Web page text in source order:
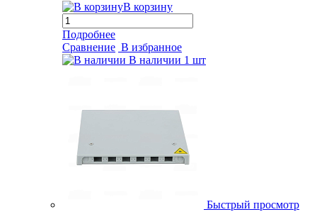
В корзину
Подробнее
Сравнение В избранное
В наличии 1 шт
Быстрый просмотр